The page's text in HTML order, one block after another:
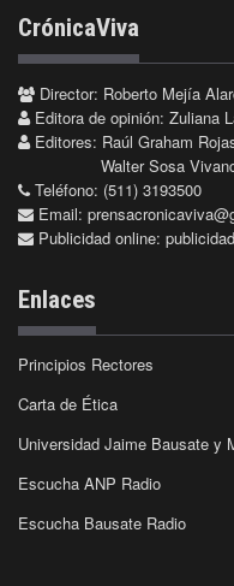
CrónicaViva
Director: Roberto Mejía
Editora de opinión: Zuliana
Editores: Raúl Graham
Walter Sosa
Teléfono: (511) 3193500
Email:
Publicidad online:
Enlaces
Principios Rectores
Carta de Ética
Universidad Jaime Bausate y
Escucha ANP Radio
Escucha Bausate Radio